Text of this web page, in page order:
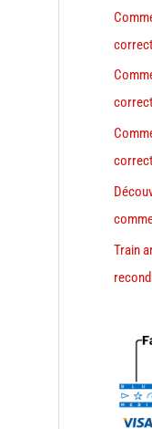
Train